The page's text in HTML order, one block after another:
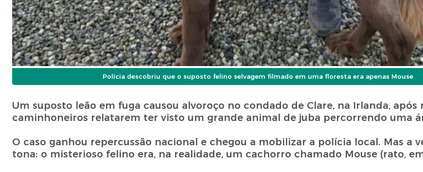
Polícia descobriu que o suposto felino selvagem filmado em uma floresta era apenas Mouse
Um suposto leão em fuga causou alvoroço no condado de Clare, na Irlanda, após
caminhoneiros relatarem ter visto um grande animal de juba percorrendo uma
O caso ganhou repercussão nacional e chegou a mobilizar a polícia local. Mas a
tona: o misterioso felino era, na realidade, um cachorro chamado Mouse (rato,